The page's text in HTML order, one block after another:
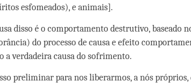
esfomeados), e animais].
disso é o comportamento destrutivo, baseado
do processo de causa e efeito
a verdadeira causa do sofrimento.
preliminar para nos liberarmos, a nós próprios,